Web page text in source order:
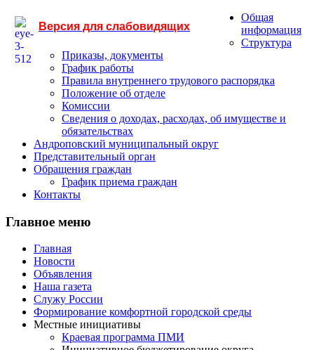
Версия для слабовидящих
Общая
информация
Структура
Приказы, документы
График работы
Правила внутреннего трудового распорядка
Положение об отделе
Комиссии
Сведения о доходах, расходах, об имуществе и
обязательствах
Андроповский муниципальный округ
Представительный орган
Обращения граждан
График приема граждан
Контакты
Главное меню
Главная
Новости
Объявления
Наша газета
Служу России
Формирование комфортной городской среды
Местные инициативы
Краевая программа ПМИ